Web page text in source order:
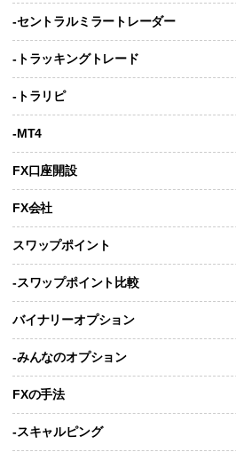
-セントラルミラートレーダー
-トラッキングトレード
-トラリピ
-MT4
FX口座開設
FX会社
スワップポイント
-スワップポイント比較
バイナリーオプション
-みんなのオプション
FXの手法
-スキャルピング